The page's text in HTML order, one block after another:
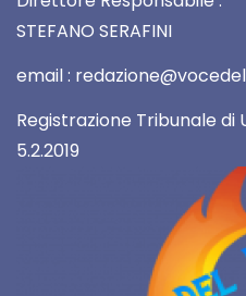
STEFANO SERAFINI
email :
Registrazione Tribunale di
5.2.2019